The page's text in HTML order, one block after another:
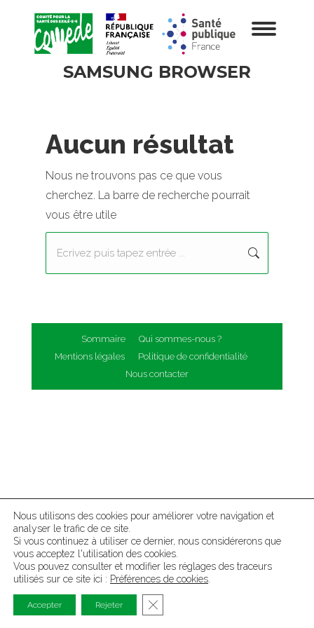
SAMSUNG BROWSER
Aucun résultat
Nous ne trouvons pas ce que vous
cherchez. La barre de recherche pourrait
vous être utile
Sommaire
Qui sommes-nous ?
Mentions légales
Politique de confidentialité
Nous contacter
Nous utilisons des cookies pour améliorer votre navigation et
analyser le trafic de ce site.
Si vous continuez à utiliser ce dernier, nous considérerons que
vous acceptez l'utilisation des cookies.
Vous pouvez consulter et modifier les réglages des traceurs
utilisés sur ce site ici : Préférences de cookies
Accepter Rejeter Fermer la bannière des cookies